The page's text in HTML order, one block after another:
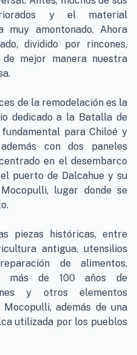
y el material
muy amontonado. Ahora
dividido por rincones,
mejor manera nuestra
de la remodelación es la
dedicado a la Batalla de
para Chiloé y
con dos paneles
en el desembarco
puerto de Dalcahue y su
lugar donde se
piezas históricas, entre
antigua, utensilios
de alimentos,
más de 100 años de
y otros elementos
además de una
utilizada por los pueblos